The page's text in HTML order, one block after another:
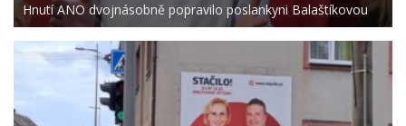
Hnutí ANO dvojnásobně popravilo poslankyni Balaštíkovou